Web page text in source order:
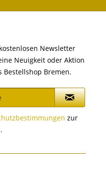
Newsletter
Neuigkeit oder Aktion
Bestellshop Bremen.
zur